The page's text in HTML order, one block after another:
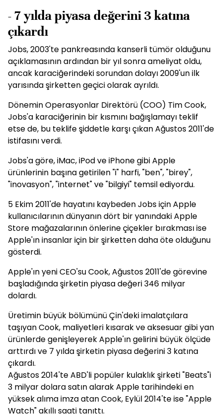
- 7 yılda piyasa değerini 3 katına
çıkardı
Jobs, 2003'te pankreasında kanserli tümör olduğunu
açıklamasının ardından bir yıl sonra ameliyat oldu,
ancak karaciğerindeki sorundan dolayı 2009'un ilk
yarısında şirketten geçici olarak ayrıldı.
Dönemin Operasyonlar Direktörü (COO) Tim Cook,
Jobs'a karaciğerinin bir kısmını bağışlamayı teklif
etse de, bu teklife şiddetle karşı çıkan Ağustos 2011'de
istifasını verdi.
Jobs'a göre, iMac, iPod ve iPhone gibi Apple
ürünlerinin başına getirilen "i" harfi, "ben", "birey",
"inovasyon", "internet" ve "bilgiyi" temsil ediyordu.
5 Ekim 2011'de hayatını kaybeden Jobs için Apple
kullanıcılarının dünyanın dört bir yanındaki Apple
Store mağazalarının önlerine çiçekler bırakması ise
Apple'ın insanlar için bir şirketten daha öte olduğunu
gösterdi.
Apple'ın yeni CEO'su Cook, Ağustos 2011'de görevine
başladığında şirketin piyasa değeri 346 milyar
dolardı.
Üretimin büyük bölümünü Çin'deki imalatçılara
taşıyan Cook, maliyetleri kısarak ve aksesuar gibi yan
ürünlerde genişleyerek Apple'ın gelirini büyük ölçüde
arttırdı ve 7 yılda şirketin piyasa değerini 3 katına
çıkardı.
Ağustos 2014'te ABD'li popüler kulaklık şirketi "Beats"i
3 milyar dolara satın alarak Apple tarihindeki en
yüksek alıma imza atan Cook, Eylül 2014'te ise "Apple
Watch" akıllı saati tanıttı.